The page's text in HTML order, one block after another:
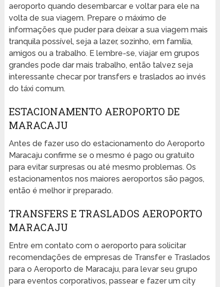
aeroporto quando desembarcar e voltar para ele na
volta de sua viagem. Prepare o máximo de
informações que puder para deixar a sua viagem mais
tranquila possível, seja a lazer, sozinho, em família,
amigos ou a trabalho. E lembre-se, viajar em grupos
grandes pode dar mais trabalho, então talvez seja
interessante checar por transfers e traslados ao invés
do táxi comum.
ESTACIONAMENTO AEROPORTO DE
MARACAJU
Antes de fazer uso do estacionamento do Aeroporto
Maracaju confirme se o mesmo é pago ou gratuito
para evitar surpresas ou até mesmo problemas. Os
estacionamentos nos maiores aeroportos são pagos,
então é melhor ir preparado.
TRANSFERS E TRASLADOS AEROPORTO
MARACAJU
Entre em contato com o aeroporto para solicitar
recomendações de empresas de Transfer e Traslados
para o Aeroporto de Maracaju, para levar seu grupo
para eventos corporativos, passear e fazer um city